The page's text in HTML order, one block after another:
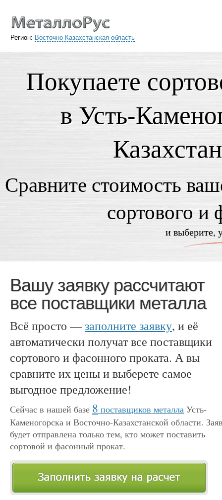
Регион: Восточно-Казахстанская область
Покупаете
в Усть-
Сравните стоимость
сортового и
и выберите,
Вашу заявку рассчитают
все поставщики металла
Всё просто —заполните заявку, и её
автоматически получат все поставщики
сортового и фасонного проката. А вы
сравните их цены и выберете самое
выгодное предложение!
Сейчас в нашей базе 8 поставщиков металла Усть-
Каменогорска и Восточно-Казахстанской области.
будет отправлена только тем, кто может поставить
сортовой и фасонный прокат.